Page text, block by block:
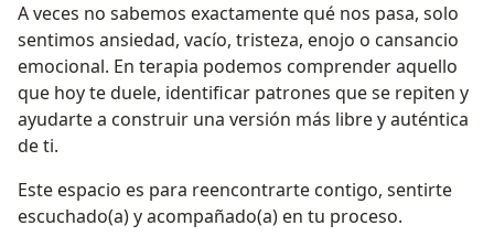
A veces no sabemos exactamente qué nos pasa, solo
sentimos ansiedad, vacío, tristeza, enojo o cansancio
emocional. En terapia podemos comprender aquello
que hoy te duele, identificar patrones que se repiten y
ayudarte a construir una versión más libre y auténtica
de ti.
Este espacio es para reencontrarte contigo, sentirte
escuchado(a) y acompañado(a) en tu proceso.